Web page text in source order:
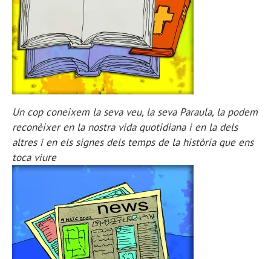
Un cop coneixem la seva veu, la seva Paraula, la podem
reconèixer en la nostra vida quotidiana i en la dels
altres i en els signes dels temps de la història que ens
toca viure